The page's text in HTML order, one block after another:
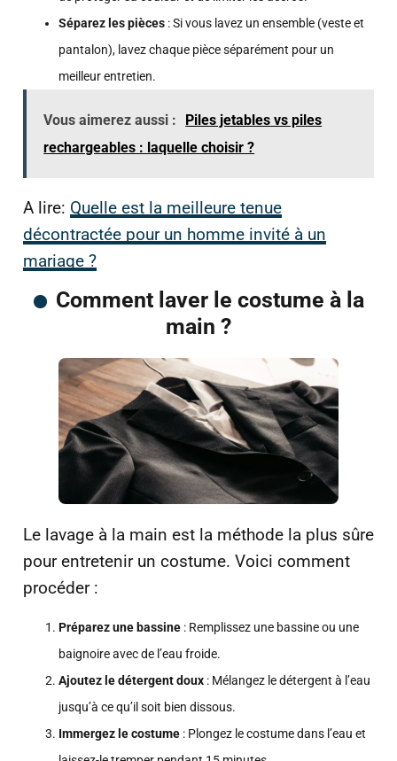
Séparez les pièces : Si vous lavez un ensemble (veste et
pantalon), lavez chaque pièce séparément pour un
meilleur entretien.
Vous aimerez aussi :
Piles jetables vs piles
rechargeables : laquelle choisir ?
A lire: Quelle est la meilleure tenue
décontractée pour un homme invité à un
mariage ?
Comment laver le costume à la
main ?
Le lavage à la main est la méthode la plus sûre
pour entretenir un costume. Voici comment
procéder :
Préparez une bassine : Remplissez une bassine ou une
baignoire avec de l’eau froide.
Ajoutez le détergent doux : Mélangez le détergent à l’eau
jusqu’à ce qu’il soit bien dissous.
Immergez le costume : Plongez le costume dans l’eau et